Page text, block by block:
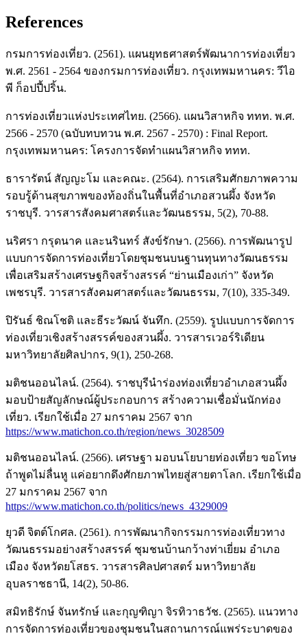
References
กรมการท่องเที่ยว. (2561). แผนยุทธศาสตร์พัฒนาการท่องเที่ยว
พ.ศ. 2561 - 2564 ของกรมการท่องเที่ยว. กรุงเทพมหานคร: วีไอ
พี ก็อปปี้ปริ้น.
การท่องเที่ยวแห่งประเทศไทย. (2566). แผนวิสาหกิจ ททท. พ.ศ.
2566 - 2570 (ฉบับทบทวน พ.ศ. 2567 - 2570) : Final Report.
กรุงเทพมหานคร: โครงการจัดทำแผนวิสาหกิจ ททท.
ธารารัตน์ สัญญะโม และคณะ. (2564). การเสริมศักยภาพความ
รอบรู้ด้านสุขภาพของท้องถิ่นในพื้นที่อำเภอสวนผึ้ง จังหวัด
ราชบุรี. วารสารสังคมศาสตร์และวัฒนธรรม, 5(2), 70-88.
นริศรา กรุดนาค และนรินทร์ สังข์รักษา. (2566). การพัฒนารูป
แบบการจัดการท่องเที่ยวโดยชุมชนบนฐานทุนทางวัฒนธรรม
เพื่อเสริมสร้างเศรษฐกิจสร้างสรรค์ “ย่านเมืองเก่า” จังหวัด
เพชรบุรี. วารสารสังคมศาสตร์และวัฒนธรรม, 7(10), 335-349.
ปิรันธ์ ชิณโชติ และธีระวัฒน์ จันทึก. (2559). รูปแบบการจัดการ
ท่องเที่ยวเชิงสร้างสรรค์ของสวนผึ้ง. วารสารเวอร์ริเดียน
มหาวิทยาลัยศิลปากร, 9(1), 250-268.
มติชนออนไลน์. (2564). ราชบุรีนำร่องท่องเที่ยวอำเภอสวนผึ้ง
มอบป้ายสัญลักษณ์ผู้ประกอบการ สร้างความเชื่อมั่นนักท่อง
เที่ยว. เรียกใช้เมื่อ 27 มกราคม 2567 จาก
https://www.matichon.co.th/region/news_3028509
มติชนออนไลน์. (2566). เศรษฐา มอบนโยบายท่องเที่ยว ขอโทษ
ถ้าพูดไม่ลื่นหู แค่อยากดึงศักยภาพไทยสู่สายตาโลก. เรียกใช้เมื่อ
27 มกราคม 2567 จาก
https://www.matichon.co.th/politics/news_4329009
ยุวดี จิตต์โกศล. (2561). การพัฒนากิจกรรมการท่องเที่ยวทาง
วัฒนธรรมอย่างสร้างสรรค์ ชุมชนบ้านกว้างท่าเยี่ยม อำเภอ
เมือง จังหวัดยโสธร. วารสารศิลปศาสตร์ มหาวิทยาลัย
อุบลราชธานี, 14(2), 50-86.
สมิทธิรักษ์ จันทรักษ์ และกุญฑิญา จิรทิวาธวัช. (2565). แนวทาง
การจัดการท่องเที่ยวของชุมชนในสถานการณ์แพร่ระบาดของ